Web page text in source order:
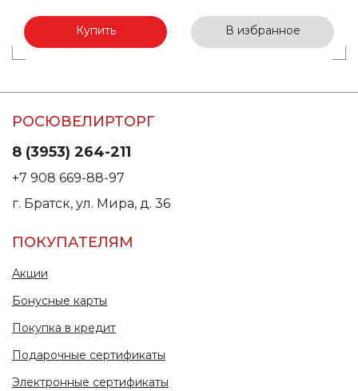
Купить В избранное
РОСЮВЕЛИРТОРГ
8 (3953) 264-211
+7 908 669-88-97
г. Братск, ул. Мира, д. 36
ПОКУПАТЕЛЯМ
Акции
Бонусные карты
Покупка в кредит
Подарочные сертификаты
Электронные сертификаты